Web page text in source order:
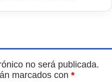
no será publicada.
marcados con *